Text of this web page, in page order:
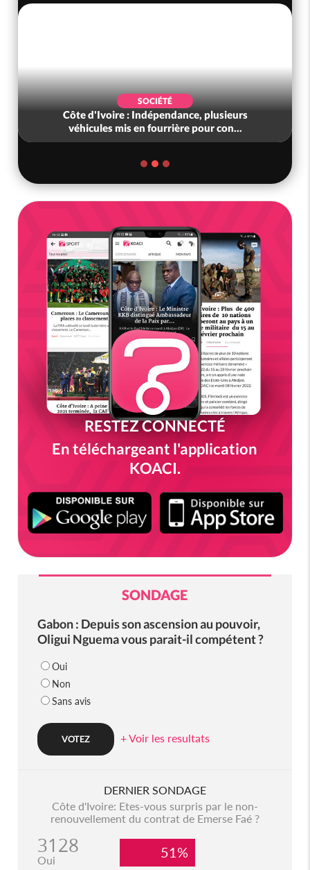
SOCIÉTÉ
Côte d'Ivoire : Indépendance, plusieurs
véhicules mis en fourrière pour con...
RESTEZ CONNECTÉ
En téléchargeant l'application
KOACI.
SONDAGE
Gabon : Depuis son ascension au pouvoir,
Oligui Nguema vous parait-il compétent ?
Oui
Non
Sans avis
+ Voir les resultats
DERNIER SONDAGE
Côte d'Ivoire: Etes-vous surpris par le non-
renouvellement du contrat de Emerse Faé ?
3128
Oui 51%